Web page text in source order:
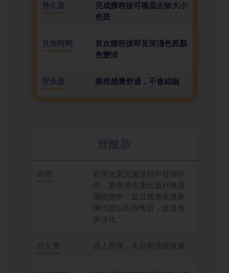
持久度
完成療程後可徹底去除大小
色斑
見效時間
首次療程後即見深淺色斑顏
色變淡
安全度 療程感覺舒適，不會結痂
煙酰胺
原理
在黑色素沉澱過程中發揮作
用，避免黑色素沉澱到角質
層細胞中，並且透過促進新
陳代謝以剝脫角質，促進色
斑淡化
持久度 因人而異，未必有淡斑效果